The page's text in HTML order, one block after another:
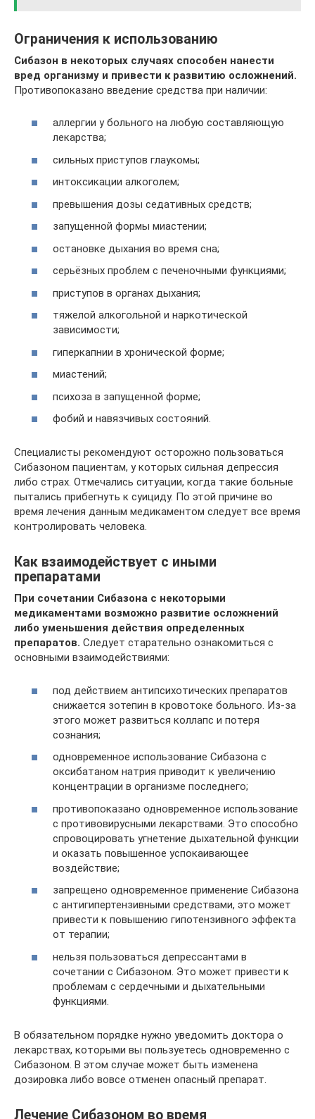
Ограничения к использованию
Сибазон в некоторых случаях способен нанести
вред организму и привести к развитию осложнений.
Противопоказано введение средства при наличии:
аллергии у больного на любую составляющую
лекарства;
сильных приступов глаукомы;
интоксикации алкоголем;
превышения дозы седативных средств;
запущенной формы миастении;
остановке дыхания во время сна;
серьёзных проблем с печеночными функциями;
приступов в органах дыхания;
тяжелой алкогольной и наркотической
зависимости;
гиперкапнии в хронической форме;
миастений;
психоза в запущенной форме;
фобий и навязчивых состояний.
Специалисты рекомендуют осторожно пользоваться
Сибазоном пациентам, у которых сильная депрессия
либо страх. Отмечались ситуации, когда такие больные
пытались прибегнуть к суициду. По этой причине во
время лечения данным медикаментом следует все время
контролировать человека.
Как взаимодействует с иными
препаратами
При сочетании Сибазона с некоторыми
медикаментами возможно развитие осложнений
либо уменьшения действия определенных
препаратов. Следует старательно ознакомиться с
основными взаимодействиями:
под действием антипсихотических препаратов
снижается зотепин в кровотоке больного. Из-за
этого может развиться коллапс и потеря
сознания;
одновременное использование Сибазона с
оксибатаном натрия приводит к увеличению
концентрации в организме последнего;
противопоказано одновременное использование
с противовирусными лекарствами. Это способно
спровоцировать угнетение дыхательной функции
и оказать повышенное успокаивающее
воздействие;
запрещено одновременное применение Сибазона
с антигипертензивными средствами, это может
привести к повышению гипотензивного эффекта
от терапии;
нельзя пользоваться депрессантами в
сочетании с Сибазоном. Это может привести к
проблемам с сердечными и дыхательными
функциями.
В обязательном порядке нужно уведомить доктора о
лекарствах, которыми вы пользуетесь одновременно с
Сибазоном. В этом случае может быть изменена
дозировка либо вовсе отменен опасный препарат.
Лечение Сибазоном во время